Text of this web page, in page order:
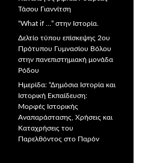
Τάσου Γιαννίτση
“What if …” στην Ιστορία.
Δελτίο τύπου επίσκεψης 2ου
Πρότυπου Γυμνασίου Βόλου
στην πανεπιστημιακή μονάδα
Ρόδου
Ημερίδα: “Δημόσια Ιστορία και
Ιστορική Εκπαίδευση:
Μορφές Ιστορικής
Αναπαράστασης, Χρήσεις και
Καταχρήσεις του
Παρελθόντος στο Παρόν